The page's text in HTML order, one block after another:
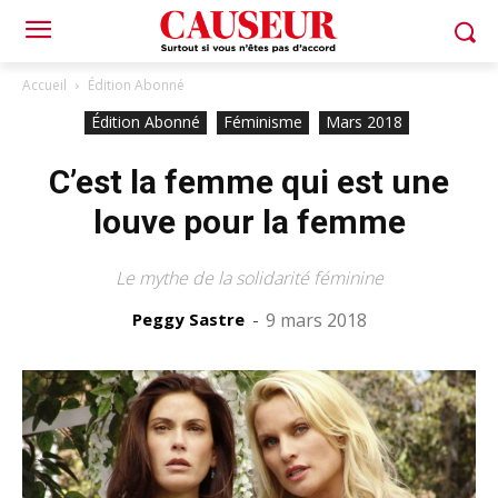
Accueil Édition Abonné
Édition Abonné Féminisme Mars 2018
C’est la femme qui est une
louve pour la femme
Le mythe de la solidarité féminine
Peggy Sastre - 9 mars 2018